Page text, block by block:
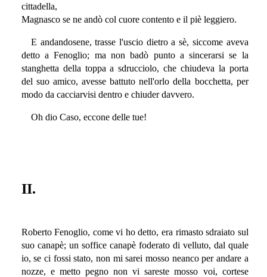
cittadella,
Magnasco se ne andò col cuore contento e il piè leggiero.
E andandosene, trasse l'uscio dietro a sè, siccome aveva
detto a Fenoglio; ma non badò punto a sincerarsi se la
stanghetta della toppa a sdrucciolo, che chiudeva la porta
del suo amico, avesse battuto nell'orlo della bocchetta, per
modo da cacciarvisi dentro e chiuder davvero.
Oh dio Caso, eccone delle tue!
II.
Roberto Fenoglio, come vi ho detto, era rimasto sdraiato sul
suo canapè; un soffice canapè foderato di velluto, dal quale
io, se ci fossi stato, non mi sarei mosso neanco per andare a
nozze, e metto pegno non vi sareste mosso voi, cortese